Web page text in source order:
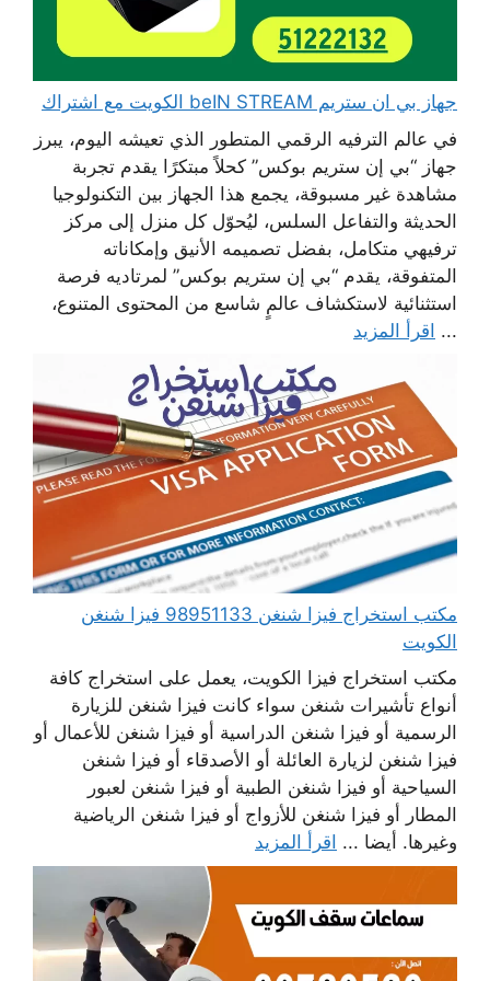
جهاز بي ان ستريم beIN STREAM الكويت مع اشتراك
في عالم الترفيه الرقمي المتطور الذي تعيشه اليوم، يبرز
جهاز “بي إن ستريم بوكس” كحلاً مبتكرًا يقدم تجربة
مشاهدة غير مسبوقة، يجمع هذا الجهاز بين التكنولوجيا
الحديثة والتفاعل السلس، ليُحوّل كل منزل إلى مركز
ترفيهي متكامل، بفضل تصميمه الأنيق وإمكاناته
المتفوقة، يقدم “بي إن ستريم بوكس” لمرتاديه فرصة
استثنائية لاستكشاف عالمٍ شاسع من المحتوى المتنوع،
... اقرأ المزيد
مكتب استخراج فيزا شنغن 98951133 فيزا شنغن
الكويت
مكتب استخراج فيزا الكويت، يعمل على استخراج كافة
أنواع تأشيرات شنغن سواء كانت فيزا شنغن للزيارة
الرسمية أو فيزا شنغن الدراسية أو فيزا شنغن للأعمال أو
فيزا شنغن لزيارة العائلة أو الأصدقاء أو فيزا شنغن
السياحية أو فيزا شنغن الطبية أو فيزا شنغن لعبور
المطار أو فيزا شنغن للأزواج أو فيزا شنغن الرياضية
وغيرها. أيضا ... اقرأ المزيد